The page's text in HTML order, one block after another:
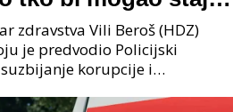
udruženja
zdravstva Vili Beroš (HDZ)
je predvodio Policijski
korupcije i